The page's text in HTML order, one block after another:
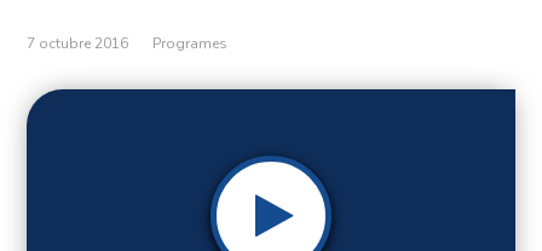
7 octubre 2016 Programes